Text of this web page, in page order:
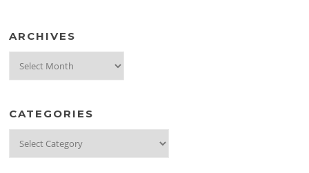
ARCHIVES
CATEGORIES